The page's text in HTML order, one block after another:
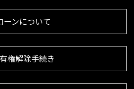
ーンについて
権解除手続き